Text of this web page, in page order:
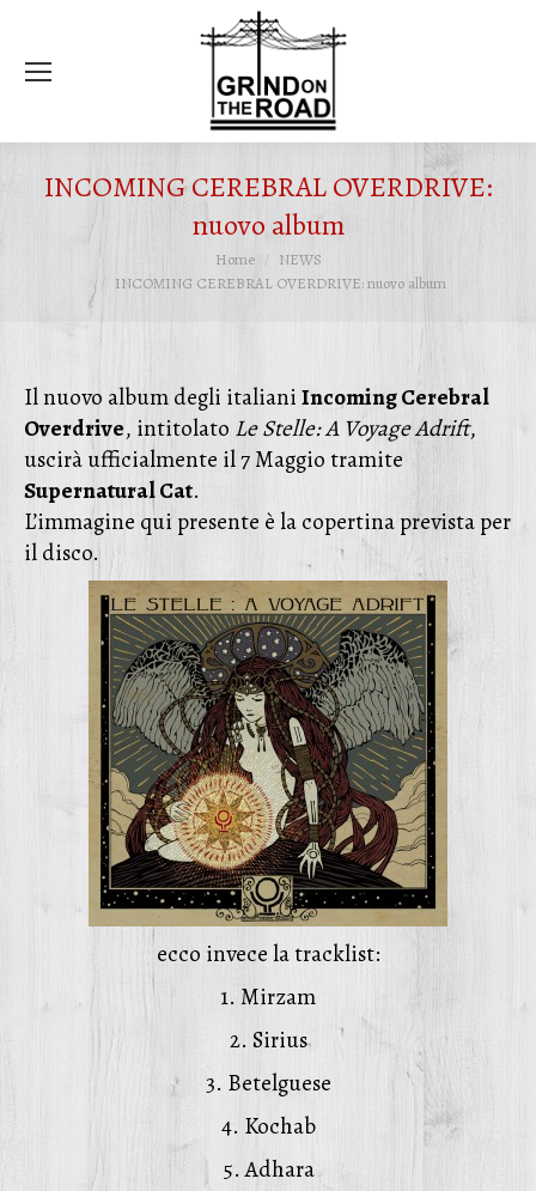
INCOMING CEREBRAL OVERDRIVE:
nuovo album
Tu sei qui: Home
NEWS
INCOMING CEREBRAL OVERDRIVE: nuovo album
Il nuovo album degli italianiIncoming Cerebral
Overdrive, intitolato Le Stelle: A Voyage Adrift,
uscirà ufficialmente il 7 Maggio tramite
Supernatural Cat.
L’immagine qui presente è la copertina prevista per
il disco.
ecco invece la tracklist:
1. Mirzam
2. Sirius
3. Betelguese
4. Kochab
5. Adhara